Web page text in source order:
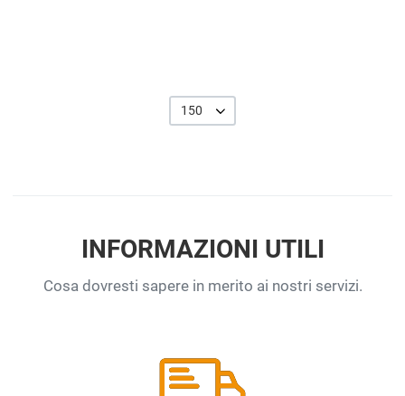
150
INFORMAZIONI UTILI
Cosa dovresti sapere in merito ai nostri servizi.